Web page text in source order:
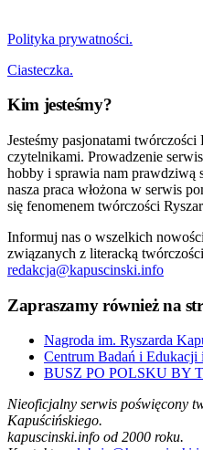
Polityka prywatności.
Ciasteczka.
Kim jesteśmy?
Jesteśmy pasjonatami
czytelnikami. Prowadzenie
hobby i sprawia nam prawdziwą
nasza praca włożona w serwis
się fenomenem twórczości
Informuj nas o wszelkich
związanych z literacką
redakcja@kapuscinski.info
Zapraszamy również na
Nagroda im. Ryszarda
Centrum Badań i Edukacji
BUSZ PO POLSKU BY
Nieoficjalny serwis poświęcony
Kapuścińskiego.
kapuscinski.info od 2000 roku.